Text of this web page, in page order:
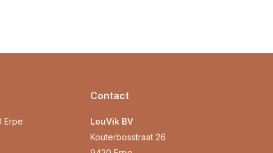
Erpe
Contact
LouVik BV
Kouterbosstraat 26